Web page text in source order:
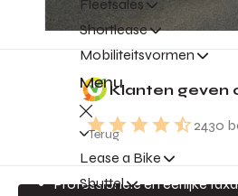
Fleetsales
Shortlease
Mobiliteitsvormen
Menu
Terug
Lease a Bike
Shuttel
Klanten geven
2430
Gratis inruilvoorstel
Jouw auto is geld
Direct een inruilvoorstel
Altijd de beste prijs
Professionele en eerlijke